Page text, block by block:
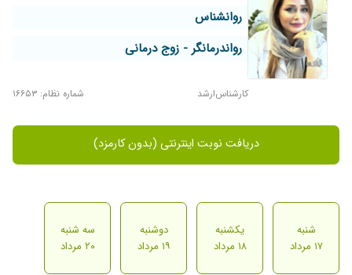
روانشناس
رواندرمانگر - زوج درمانی
کارشناس‌ارشد شماره نظام: ۱۶۶۵۳
دریافت نوبت اینترنتی (بدون کارمزد)
شنبه
۱۷ مرداد
یکشنبه
۱۸ مرداد
دوشنبه
۱۹ مرداد
سه شنبه
۲۰ مرداد